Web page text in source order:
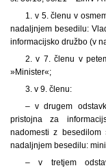
1. v 5. členu v
nadaljnjem besedilu:
informacijsko družbo (v
2. v 7. členu v
»Minister«;
3. v 9. členu:
– v drugem
pristojna za
nadomesti z besedilom
nadaljnjem besedilu:
– v tretjem